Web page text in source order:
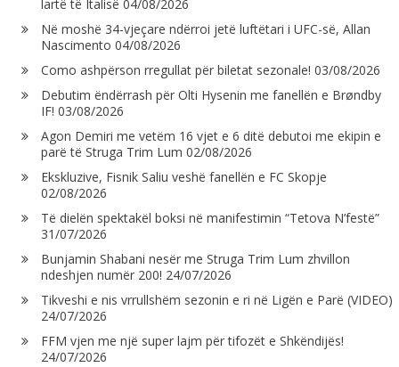
lartë të Italisë 04/08/2026
Në moshë 34-vjeçare ndërroi jetë luftëtari i UFC-së, Allan
Nascimento 04/08/2026
Como ashpërson rregullat për biletat sezonale! 03/08/2026
Debutim ëndërrash për Olti Hysenin me fanellën e Brøndby
IF! 03/08/2026
Agon Demiri me vetëm 16 vjet e 6 ditë debutoi me ekipin e
parë të Struga Trim Lum 02/08/2026
Ekskluzive, Fisnik Saliu veshë fanellën e FC Skopje
02/08/2026
Të dielën spektakël boksi në manifestimin “Tetova N’festë”
31/07/2026
Bunjamin Shabani nesër me Struga Trim Lum zhvillon
ndeshjen numër 200! 24/07/2026
Tikveshi e nis vrrullshëm sezonin e ri në Ligën e Parë (VIDEO)
24/07/2026
FFM vjen me një super lajm për tifozët e Shkëndijës!
24/07/2026